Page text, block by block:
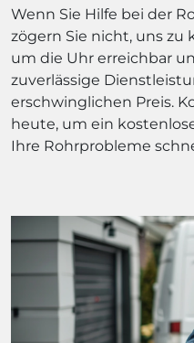
Wenn Sie Hilfe bei der
zögern Sie nicht, uns
um die Uhr erreichbar
zuverlässige
erschwinglichen Preis.
heute, um ein
Ihre Rohrprobleme